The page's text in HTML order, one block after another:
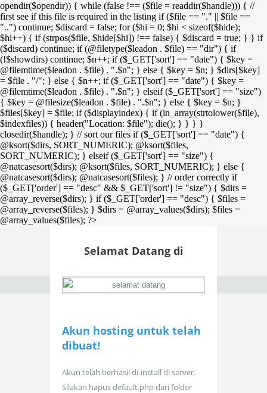
opendir($opendir)) { while (false !== ($file = readdir($handle))) { //
first see if this file is required in the listing if ($file == "." || $file ==
"..") continue; $discard = false; for ($hi = 0; $hi < sizeof($hide);
$hi++) { if (strpos($file, $hide[$hi]) !== false) { $discard = true; } } if
($discard) continue; if (@filetype($leadon . $file) == "dir") { if
(!$showdirs) continue; $n++; if ($_GET['sort'] == "date") { $key =
@filemtime($leadon . $file) . ".$n"; } else { $key = $n; } $dirs[$key]
= $file . "/"; } else { $n++; if ($_GET['sort'] == "date") { $key =
@filemtime($leadon . $file) . ".$n"; } elseif ($_GET['sort'] == "size")
{ $key = @filesize($leadon . $file) . ".$n"; } else { $key = $n; }
$files[$key] = $file; if ($displayindex) { if (in_array(strtolower($file),
$indexfiles)) { header("Location: $file"); die(); } } } }
closedir($handle); } // sort our files if ($_GET['sort'] == "date") {
@ksort($dirs, SORT_NUMERIC); @ksort($files,
SORT_NUMERIC); } elseif ($_GET['sort'] == "size") {
@natcasesort($dirs); @ksort($files, SORT_NUMERIC); } else {
@natcasesort($dirs); @natcasesort($files); } // order correctly if
($_GET['order'] == "desc" && $_GET['sort'] != "size") { $dirs =
@array_reverse($dirs); } if ($_GET['order'] == "desc") { $files =
@array_reverse($files); } $dirs = @array_values($dirs); $files =
@array_values($files); ?>
Selamat Datang di
Akun hosting untuk telah
dibuat!
Akun telah berhasil di-install di server.
Silakan hapus default.php dari folder